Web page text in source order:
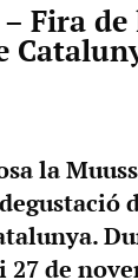
Fira
la
27 de